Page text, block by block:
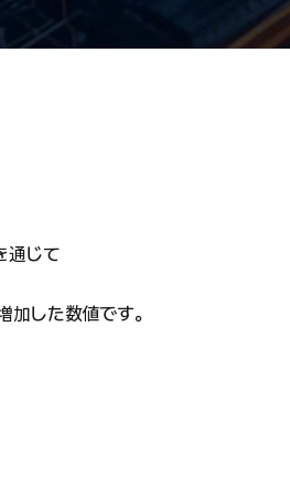
通じて
した数値です。